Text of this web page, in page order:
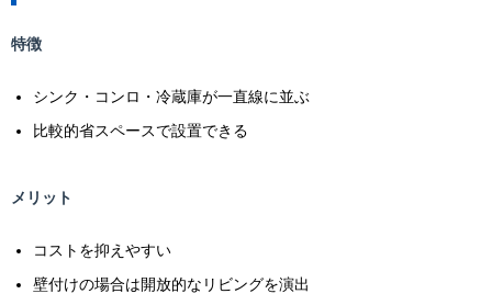
特徴
シンク・コンロ・冷蔵庫が一直線に並ぶ
比較的省スペースで設置できる
メリット
コストを抑えやすい
壁付けの場合は開放的なリビングを演出